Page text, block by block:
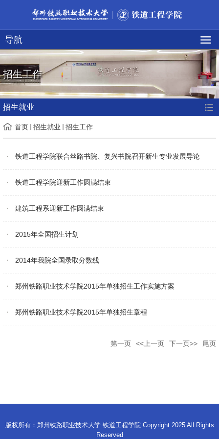
导航
招生工作
招生就业
首页 招生就业 招生工作
铁道工程学院联合丝路书院、复兴书院召开新生专业发展导论
铁道工程学院迎新工作圆满结束
建筑工程系迎新工作圆满结束
2015年全国招生计划
2014年我院全国录取分数线
郑州铁路职业技术学院2015年单独招生工作实施方案
郑州铁路职业技术学院2015年单独招生章程
第一页 <<上一页 下一页>> 尾页
版权所有：郑州铁路职业技术大学 铁道工程学院 Copyright 2025 All Rights
Reserved